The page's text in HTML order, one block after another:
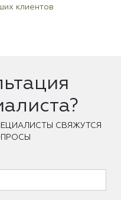
клиентов
СВЯЖУТСЯ